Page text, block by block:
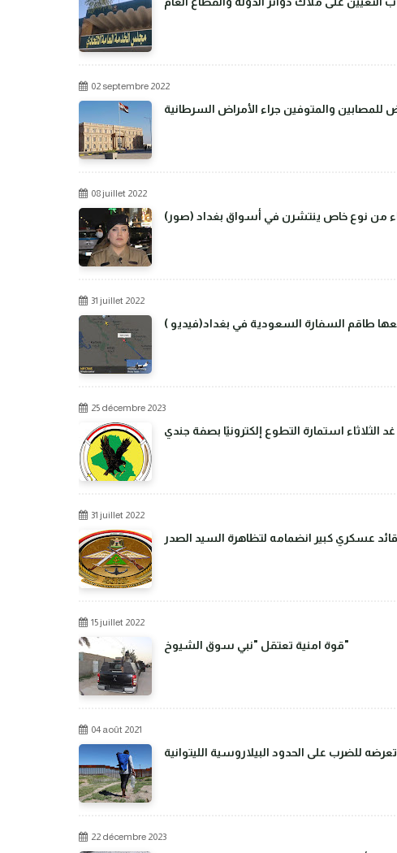
02 septembre 2022
والمتوفين جراء الأمراض السرطانية
08 juillet 2022
نساء من نوع خاص ينتشرن في أسواق بغداد
31 juillet 2022
طاقم السفارة السعودية في بغداد(فيديو )
25 décembre 2023
الثلاثاء استمارة التطوع إلكترونيًا بصفة جندي
31 juillet 2022
عسكري كبير انضمامه لتظاهرة السيد الصدر
15 juillet 2022
قوة امنية تعتقل "نبي سوق الشيوخ"
04 août 2021
للضرب على الحدود البيلاروسية الليتوانية
22 décembre 2023